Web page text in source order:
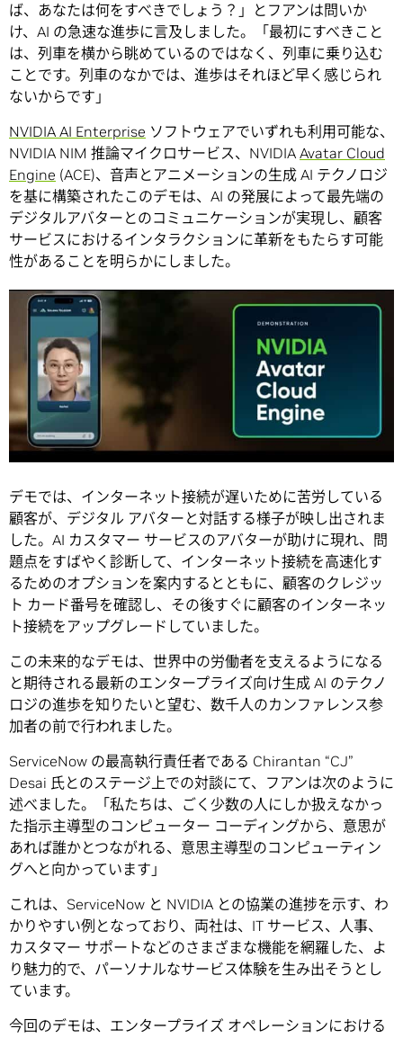
ば、あなたは何をすべきでしょう？」とフアンは問いか
け、AI の急速な進歩に言及しました。「最初にすべきこと
は、列車を横から眺めているのではなく、列車に乗り込む
ことです。列車のなかでは、進歩はそれほど早く感じられ
ないからです」
NVIDIA AI Enterprise ソフトウェアでいずれも利用可能な、
NVIDIA NIM 推論マイクロサービス、NVIDIA Avatar Cloud
Engine (ACE)、音声とアニメーションの生成 AI テクノロジ
を基に構築されたこのデモは、AI の発展によって最先端の
デジタルアバターとのコミュニケーションが実現し、顧客
サービスにおけるインタラクションに革新をもたらす可能
性があることを明らかにしました。
デモでは、インターネット接続が遅いために苦労している
顧客が、デジタル アバターと対話する様子が映し出されま
した。AI カスタマー サービスのアバターが助けに現れ、問
題点をすばやく診断して、インターネット接続を高速化す
るためのオプションを案内するとともに、顧客のクレジッ
ト カード番号を確認し、その後すぐに顧客のインターネッ
ト接続をアップグレードしていました。
この未来的なデモは、世界中の労働者を支えるようになる
と期待される最新のエンタープライズ向け生成 AI のテクノ
ロジの進歩を知りたいと望む、数千人のカンファレンス参
加者の前で行われました。
ServiceNow の最高執行責任者である Chirantan “CJ”
Desai 氏とのステージ上での対談にて、フアンは次のように
述べました。「私たちは、ごく少数の人にしか扱えなかっ
た指示主導型のコンピューター コーディングから、意思が
あれば誰かとつながれる、意思主導型のコンピューティン
グへと向かっています」
これは、ServiceNow と NVIDIA との協業の進捗を示す、わ
かりやすい例となっており、両社は、IT サービス、人事、
カスタマー サポートなどのさまざまな機能を網羅した、よ
り魅力的で、パーソナルなサービス体験を生み出そうとし
ています。
今回のデモは、エンタープライズ オペレーションにおける